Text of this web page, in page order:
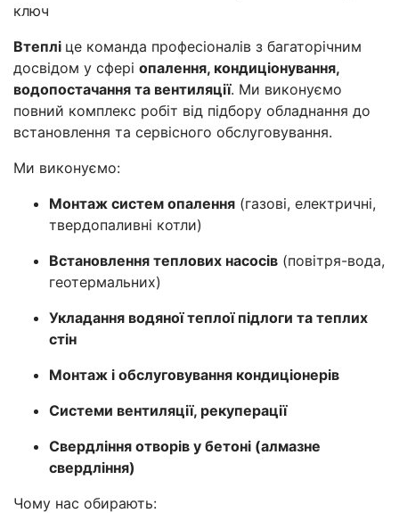
ключ
Втеплі це команда професіоналів з багаторічним
досвідом у сфері опалення, кондиціонування,
водопостачання та вентиляції. Ми виконуємо
повний комплекс робіт від підбору обладнання до
встановлення та сервісного обслуговування.
Ми виконуємо:
Монтаж систем опалення (газові, електричні,
твердопаливні котли)
Встановлення теплових насосів (повітря-вода,
геотермальних)
Укладання водяної теплої підлоги та теплих
стін
Монтаж і обслуговування кондиціонерів
Системи вентиляції, рекуперації
Свердління отворів у бетоні (алмазне
свердління)
Чому нас обирають: